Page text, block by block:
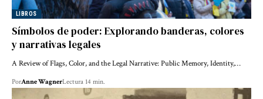
LIBROS
Símbolos de poder: Explorando banderas, colores
y narrativas legales
A Review of Flags, Color, and the Legal Narrative: Public Memory, Identity,…
PorAnne WagnerLectura 14 min.